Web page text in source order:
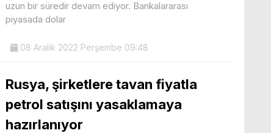
uzun bir süredir devam ediyor. Bankalararası
piyasada dolar
08 Aralık 2022 Perşembe 09:48
Rusya, şirketlere tavan fiyatla
petrol satışını yasaklamaya
hazırlanıyor